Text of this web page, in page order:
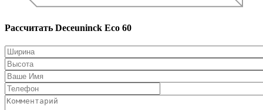
Рассчитать Deceuninck Eco 60